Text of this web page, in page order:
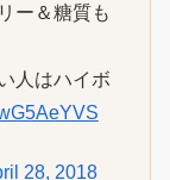
ー＆糖質も
人はハイボ
28, 2018